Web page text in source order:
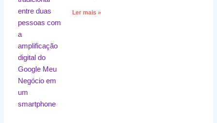
Ler mais »